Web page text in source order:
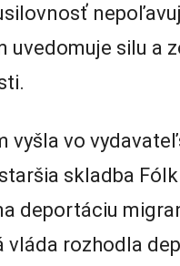
uvedomuje silu a
vyšla vo
skladba
deportáciu
vláda rozhodla